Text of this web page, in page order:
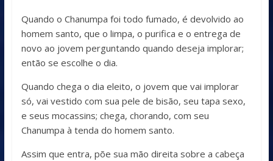
Quando o Chanumpa foi todo fumado, é devolvido ao
homem santo, que o limpa, o purifica e o entrega de
novo ao jovem perguntando quando deseja implorar;
então se escolhe o dia.
Quando chega o dia eleito, o jovem que vai implorar
só, vai vestido com sua pele de bisão, seu tapa sexo,
e seus mocassins; chega, chorando, com seu
Chanumpa à tenda do homem santo.
Assim que entra, põe sua mão direita sobre a cabeça